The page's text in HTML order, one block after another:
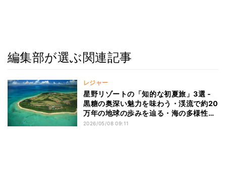
編集部が選ぶ関連記事
レジャー
星野リゾートの「知的な初夏旅」3選 -
黒糖の奥深い魅力を味わう・渓流で約20
万年の地球の歩みを辿る・海の多様性を
学ぶ
2026/05/08 09:11